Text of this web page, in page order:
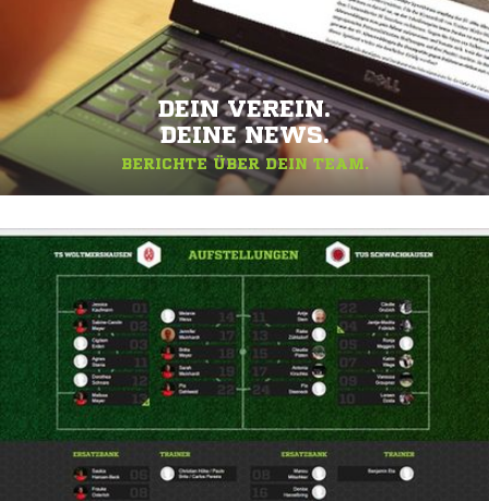
DEIN VEREIN.
DEINE NEWS.
BERICHTE ÜBER DEIN TEAM.